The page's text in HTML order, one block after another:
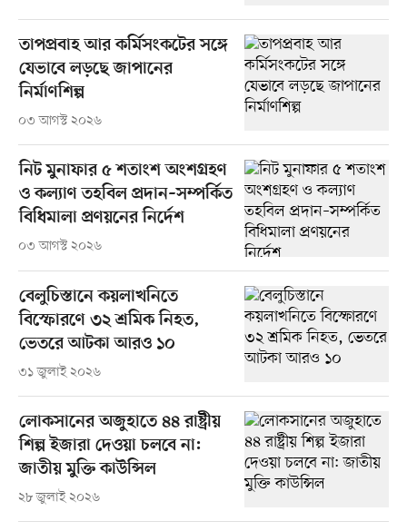
তাপপ্রবাহ আর কর্মিসংকটের সঙ্গে
যেভাবে লড়ছে জাপানের
নির্মাণশিল্প
০৩ আগস্ট ২০২৬
নিট মুনাফার ৫ শতাংশ অংশগ্রহণ
ও কল্যাণ তহবিল প্রদান–সম্পর্কিত
বিধিমালা প্রণয়নের নির্দেশ
০৩ আগস্ট ২০২৬
বেলুচিস্তানে কয়লাখনিতে
বিস্ফোরণে ৩২ শ্রমিক নিহত,
ভেতরে আটকা আরও ১০
৩১ জুলাই ২০২৬
লোকসানের অজুহাতে ৪৪ রাষ্ট্রীয়
শিল্প ইজারা দেওয়া চলবে না:
জাতীয় মুক্তি কাউন্সিল
২৮ জুলাই ২০২৬